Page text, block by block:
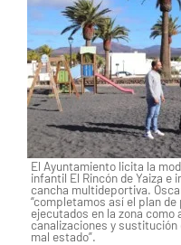
El Ayuntamiento licita la
infantil El Rincón de Yaiza e
cancha multideportiva.
“completamos así el plan
ejecutados en la zona
canalizaciones y sustitución
mal estado”.